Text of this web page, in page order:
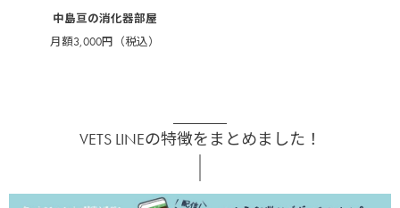
中島亘の消化器部屋
月額3,000円（税込）
VETS LINEの特徴をまとめました！